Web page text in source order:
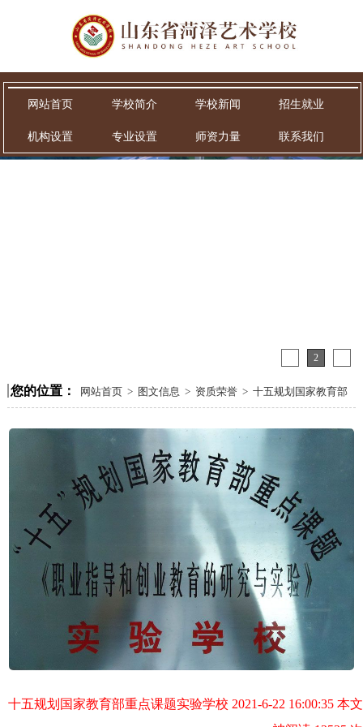
网站首页 学校简介 学校新闻 招生就业
机构设置 专业设置 师资力量 联系我们
2
您的位置： 网站首页 > 图文信息 > 资质荣誉 > 十五规划国家教育部
十五规划国家教育部重点课题实验学校 2021-6-22 16:00:35 本文